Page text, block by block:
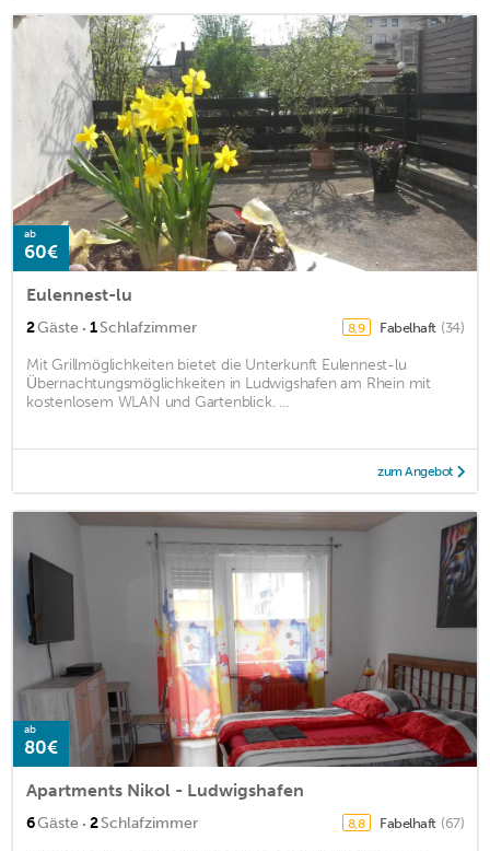
ab
60€
Eulennest-lu
2Gäste · 1Schlafzimmer 8,9 Fabelhaft (34)
Mit Grillmöglichkeiten bietet die Unterkunft Eulennest-lu
Übernachtungsmöglichkeiten in Ludwigshafen am Rhein mit
kostenlosem WLAN und Gartenblick. ...
zum Angebot
ab
80€
Apartments Nikol - Ludwigshafen
6Gäste · 2Schlafzimmer 8,8 Fabelhaft (67)